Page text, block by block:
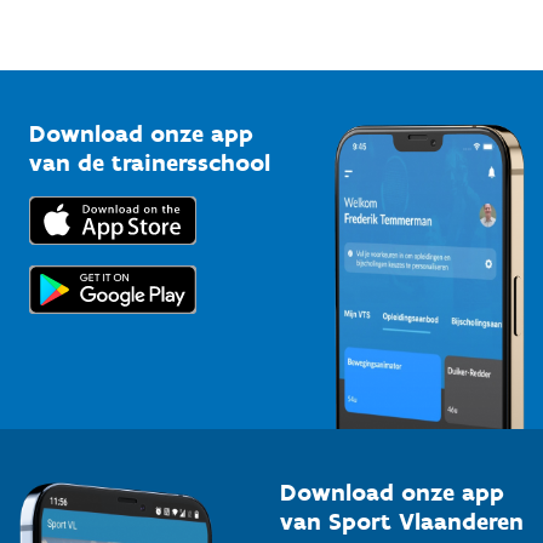
Bedrijven
Trainers en begeleiders
Topsporters
Vlaamse Trainersschool
Kennisplatform
Downloads
Voor de pers
Download onze app
van de trainersschool
Download onze app
van Sport Vlaanderen